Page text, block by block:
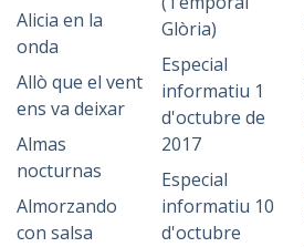
Alicia en la
onda
Allò que el vent
ens va deixar
Almas
nocturnas
Almorzando
con salsa
Glòria)
Especial
informatiu 1
d'octubre de
2017
Especial
informatiu 10
d'octubre